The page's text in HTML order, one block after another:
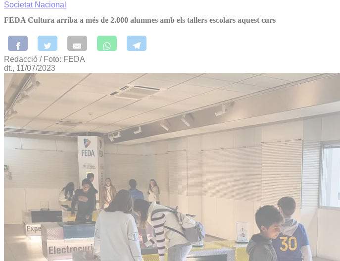
Societat Nacional
FEDA Cultura arriba a més de 2.000 alumnes amb els tallers escolars aquest curs
Redacció / Foto: FEDA
dt., 11/07/2023